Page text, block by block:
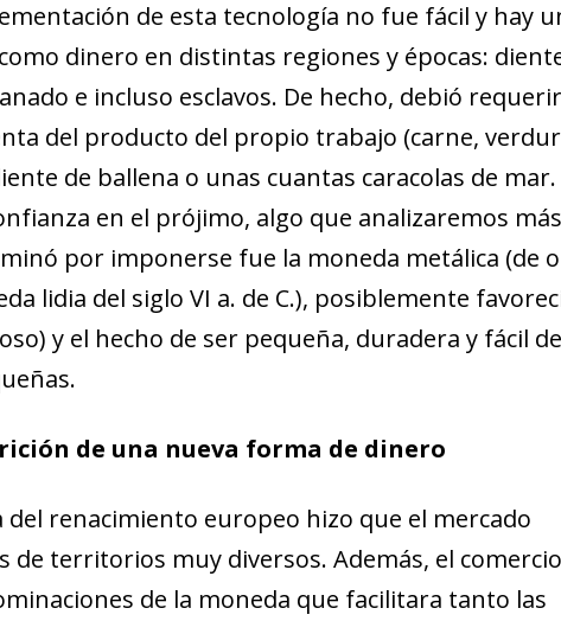
de esta tecnología no fue fácil y hay
dinero en distintas regiones y épocas:
e incluso esclavos. De hecho, debió requerir
del producto del propio trabajo (carne,
de ballena o unas cuantas caracolas de mar.
en el prójimo, algo que analizaremos más
por imponerse fue la moneda metálica (de
lidia del siglo VI a. de C.), posiblemente
y el hecho de ser pequeña, duradera y fácil de
de una nueva forma de dinero
renacimiento europeo hizo que el mercado
territorios muy diversos. Además, el comercio
de la moneda que facilitara tanto las